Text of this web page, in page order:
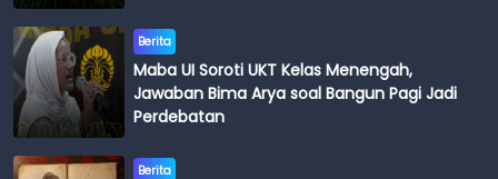
Berita
Maba UI Soroti UKT Kelas Menengah,
Jawaban Bima Arya soal Bangun Pagi Jadi
Perdebatan
Berita